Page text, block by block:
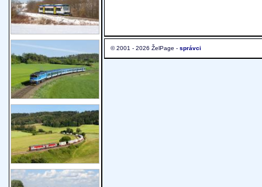
© 2001 - 2026 ŽelPage - správci